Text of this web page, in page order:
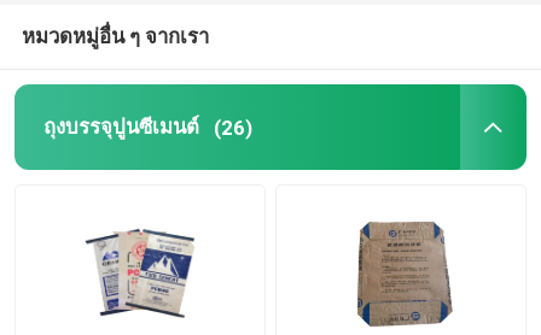
EVA กระเป๋าละลายต่ํา
หมวดหมู่อื่น ๆ จากเรา
ถุงบรรจุปูนซีเมนต์ (26)